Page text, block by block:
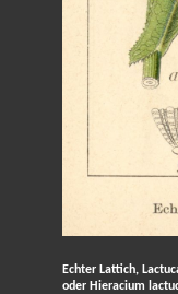
Echter Lattich,
oder Hieracium